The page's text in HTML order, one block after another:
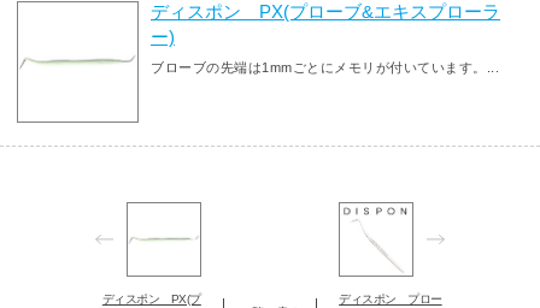
ディスポン PX(プローブ&エキスプローラ
ー)
ブローブの先端は1mmごとにメモリが付いています。...
ディスポン PX(プ
ディスポン プロー